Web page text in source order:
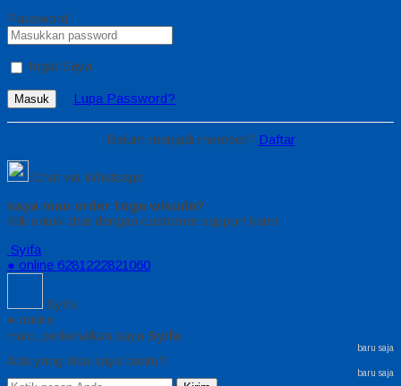
Password
Ingat Saya
Masuk Lupa Password?
Belum menjadi member? Daftar
Chat via Whatsapp
saya mau order toga wisuda?
Klik untuk chat dengan customer support kami
Syifa
● online 6281222821060
Syifa
● online
Halo, perkenalkan saya Syifa
baru saja
Ada yang bisa saya bantu?
baru saja